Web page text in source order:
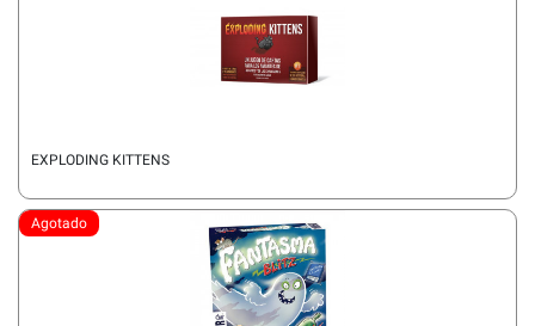
EXPLODING KITTENS
Agotado